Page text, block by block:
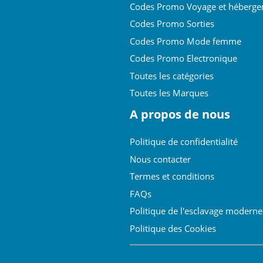
Codes Promo Voyage et
Codes Promo Sorties
Codes Promo Mode femme
Codes Promo Electronique
Toutes les catégories
Toutes les Marques
A propos de nous
Politique de confidentialité
Nous contacter
Termes et conditions
FAQs
Politique de l'esclavage moderne
Politique des Cookies